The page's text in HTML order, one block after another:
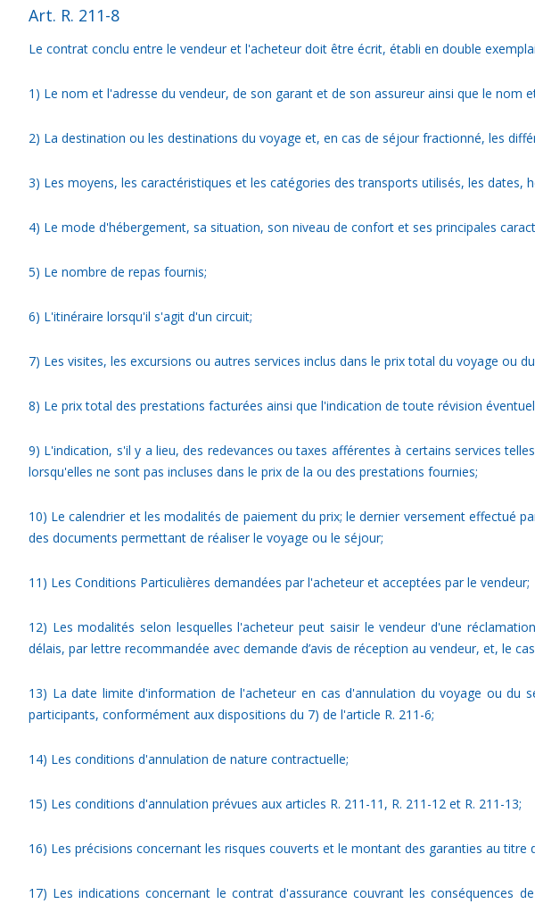
Art. R. 211-8
Le contrat conclu entre le vendeur et l'acheteur doit être écrit, établi en double
1) Le nom et l'adresse du vendeur, de son garant et de son assureur ainsi que le nom
2) La destination ou les destinations du voyage et, en cas de séjour fractionné, les
3) Les moyens, les caractéristiques et les catégories des transports utilisés, les dates,
4) Le mode d'hébergement, sa situation, son niveau de confort et ses principales
5) Le nombre de repas fournis;
6) L'itinéraire lorsqu'il s'agit d'un circuit;
7) Les visites, les excursions ou autres services inclus dans le prix total du voyage ou
8) Le prix total des prestations facturées ainsi que l'indication de toute révision
9) L'indication, s'il y a lieu, des redevances ou taxes afférentes à certains services
lorsqu'elles ne sont pas incluses dans le prix de la ou des prestations fournies;
10) Le calendrier et les modalités de paiement du prix; le dernier versement effectué
des documents permettant de réaliser le voyage ou le séjour;
11) Les Conditions Particulières demandées par l'acheteur et acceptées par le vendeur;
12) Les modalités selon lesquelles l'acheteur peut saisir le vendeur d'une
délais, par lettre recommandée avec demande d’avis de réception au vendeur, et, le
13) La date limite d'information de l'acheteur en cas d'annulation du voyage ou
participants, conformément aux dispositions du 7) de l'article R. 211-6;
14) Les conditions d'annulation de nature contractuelle;
15) Les conditions d'annulation prévues aux articles R. 211-11, R. 211-12 et R. 211-13;
16) Les précisions concernant les risques couverts et le montant des garanties au
17) Les indications concernant le contrat d'assurance couvrant les conséquences